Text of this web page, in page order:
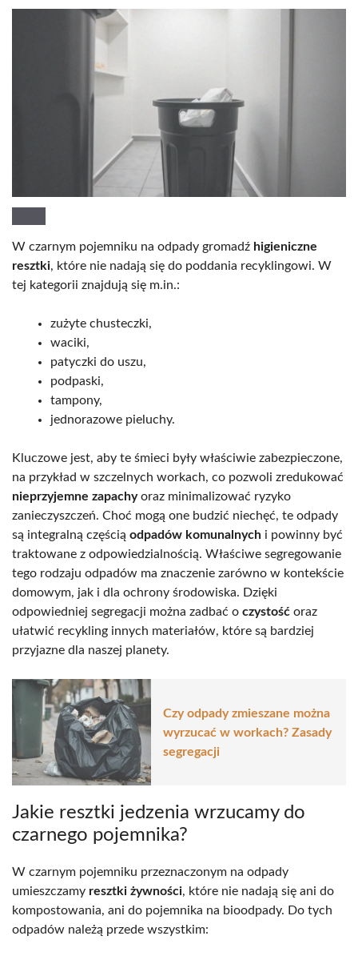
W czarnym pojemniku na odpady gromadź higieniczne
resztki, które nie nadają się do poddania recyklingowi. W
tej kategorii znajdują się m.in.:
zużyte chusteczki,
waciki,
patyczki do uszu,
podpaski,
tampony,
jednorazowe pieluchy.
Kluczowe jest, aby te śmieci były właściwie zabezpieczone,
na przykład w szczelnych workach, co pozwoli zredukować
nieprzyjemne zapachyoraz minimalizować ryzyko
zanieczyszczeń. Choć mogą one budzić niechęć, te odpady
są integralną częścią odpadów komunalnych i powinny być
traktowane z odpowiedzialnością. Właściwe segregowanie
tego rodzaju odpadów ma znaczenie zarówno w kontekście
domowym, jak i dla ochrony środowiska. Dzięki
odpowiedniej segregacji można zadbać o czystość oraz
ułatwić recykling innych materiałów, które są bardziej
przyjazne dla naszej planety.
Czy odpady zmieszane można
wyrzucać w workach? Zasady
segregacji
Jakie resztki jedzenia wrzucamy do
czarnego pojemnika?
W czarnym pojemniku przeznaczonym na odpady
umieszczamy resztki żywności, które nie nadają się ani do
kompostowania, ani do pojemnika na bioodpady. Do tych
odpadów należą przede wszystkim: